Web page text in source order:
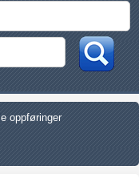
oppføringer